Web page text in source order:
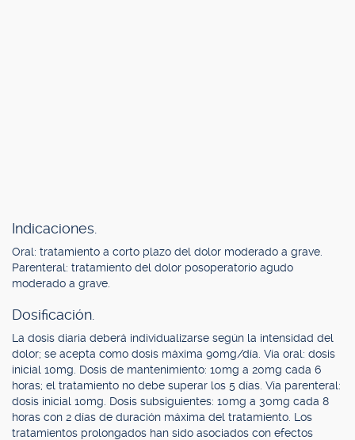
Indicaciones.
Oral: tratamiento a corto plazo del dolor moderado a grave.
Parenteral: tratamiento del dolor posoperatorio agudo
moderado a grave.
Dosificación.
La dosis diaria deberá individualizarse según la intensidad del
dolor; se acepta como dosis máxima 90mg/día. Vía oral: dosis
inicial 10mg. Dosis de mantenimiento: 10mg a 20mg cada 6
horas; el tratamiento no debe superar los 5 días. Vía parenteral:
dosis inicial 10mg. Dosis subsiguientes: 10mg a 30mg cada 8
horas con 2 días de duración máxima del tratamiento. Los
tratamientos prolongados han sido asociados con efectos